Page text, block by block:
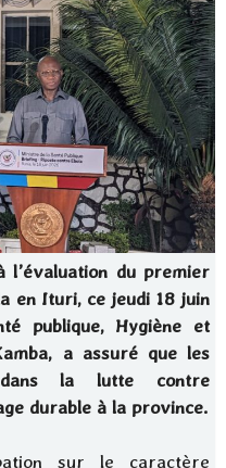
l’évaluation du premier
en Ituri, ce jeudi 18 juin
publique, Hygiène et
a assuré que les
dans la lutte contre
durable à la province.
sur le caractère